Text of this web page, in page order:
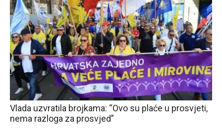
Vlada uzvratila brojkama: “Ovo su plaće u prosvjeti,
nema razloga za prosvjed”